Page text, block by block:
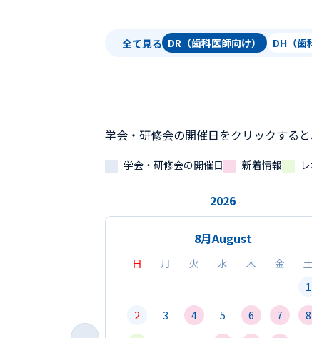
全て見る DR（歯科医師向け） DH（歯
学会・研修会の開催日をクリックする
学会・研修会の開催日 新着情報
2026
8月August
日 月 火 水 木 金
土
1
2
3 4 5 6 7
8